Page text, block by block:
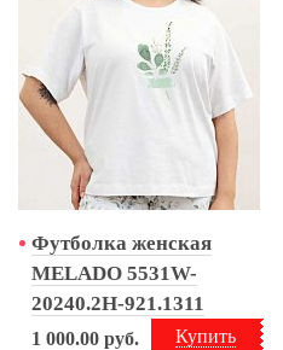
Футболка женская
MELADO 5531W-
20240.2H-921.1311
Купить
1 000.00 руб.